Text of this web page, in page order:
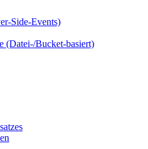
Side-Events)
(Datei-/Bucket-basiert)